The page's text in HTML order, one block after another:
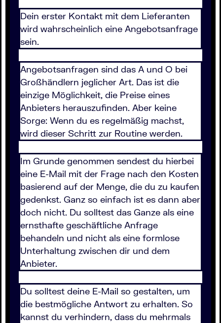
Dein erster Kontakt mit dem Lieferanten
wird wahrscheinlich eine Angebotsanfrage
sein.
Angebotsanfragen sind das A und O bei
Großhändlern jeglicher Art. Das ist die
einzige Möglichkeit, die Preise eines
Anbieters herauszufinden. Aber keine
Sorge: Wenn du es regelmäßig machst,
wird dieser Schritt zur Routine werden.
Im Grunde genommen sendest du hierbei
eine E-Mail mit der Frage nach den Kosten
basierend auf der Menge, die du zu kaufen
gedenkst. Ganz so einfach ist es dann aber
doch nicht. Du solltest das Ganze als eine
ernsthafte geschäftliche Anfrage
behandeln und nicht als eine formlose
Unterhaltung zwischen dir und dem
Anbieter.
Du solltest deine E-Mail so gestalten, um
die bestmögliche Antwort zu erhalten. So
kannst du verhindern, dass du mehrmals